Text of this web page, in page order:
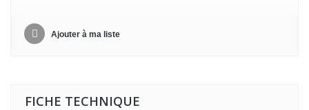
Ajouter à ma liste
FICHE TECHNIQUE